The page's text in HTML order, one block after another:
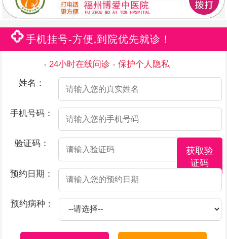
手机挂号-方便,到院优先就诊！
24小时在线问诊
保护个人隐私
姓名：
手机号码：
验证码：
获取验
证码
预约日期：
预约病种：